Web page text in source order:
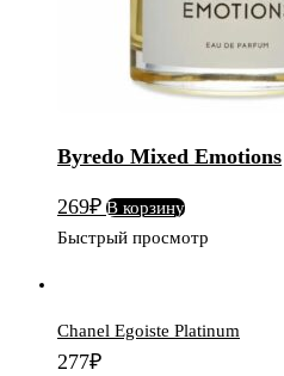
Byredo Mixed Emotions
269₽ В корзину
Быстрый просмотр
Chanel Egoiste Platinum
277₽